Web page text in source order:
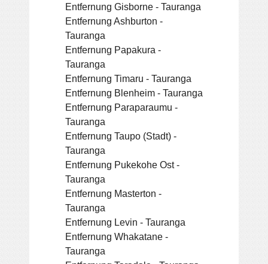
Entfernung Gisborne - Tauranga
Entfernung Ashburton -
Tauranga
Entfernung Papakura -
Tauranga
Entfernung Timaru - Tauranga
Entfernung Blenheim - Tauranga
Entfernung Paraparaumu -
Tauranga
Entfernung Taupo (Stadt) -
Tauranga
Entfernung Pukekohe Ost -
Tauranga
Entfernung Masterton -
Tauranga
Entfernung Levin - Tauranga
Entfernung Whakatane -
Tauranga